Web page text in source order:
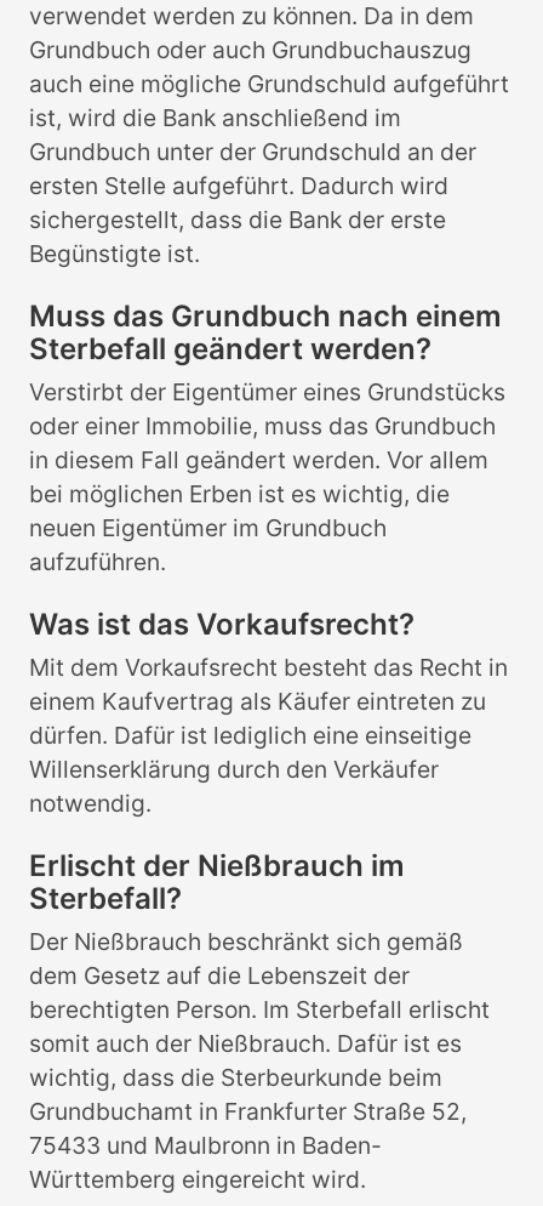
verwendet werden zu können. Da in dem
Grundbuch oder auch Grundbuchauszug
auch eine mögliche Grundschuld aufgeführt
ist, wird die Bank anschließend im
Grundbuch unter der Grundschuld an der
ersten Stelle aufgeführt. Dadurch wird
sichergestellt, dass die Bank der erste
Begünstigte ist.
Muss das Grundbuch nach einem
Sterbefall geändert werden?
Verstirbt der Eigentümer eines Grundstücks
oder einer Immobilie, muss das Grundbuch
in diesem Fall geändert werden. Vor allem
bei möglichen Erben ist es wichtig, die
neuen Eigentümer im Grundbuch
aufzuführen.
Was ist das Vorkaufsrecht?
Mit dem Vorkaufsrecht besteht das Recht in
einem Kaufvertrag als Käufer eintreten zu
dürfen. Dafür ist lediglich eine einseitige
Willenserklärung durch den Verkäufer
notwendig.
Erlischt der Nießbrauch im
Sterbefall?
Der Nießbrauch beschränkt sich gemäß
dem Gesetz auf die Lebenszeit der
berechtigten Person. Im Sterbefall erlischt
somit auch der Nießbrauch. Dafür ist es
wichtig, dass die Sterbeurkunde beim
Grundbuchamt in Frankfurter Straße 52,
75433 und Maulbronn in Baden-
Württemberg eingereicht wird.